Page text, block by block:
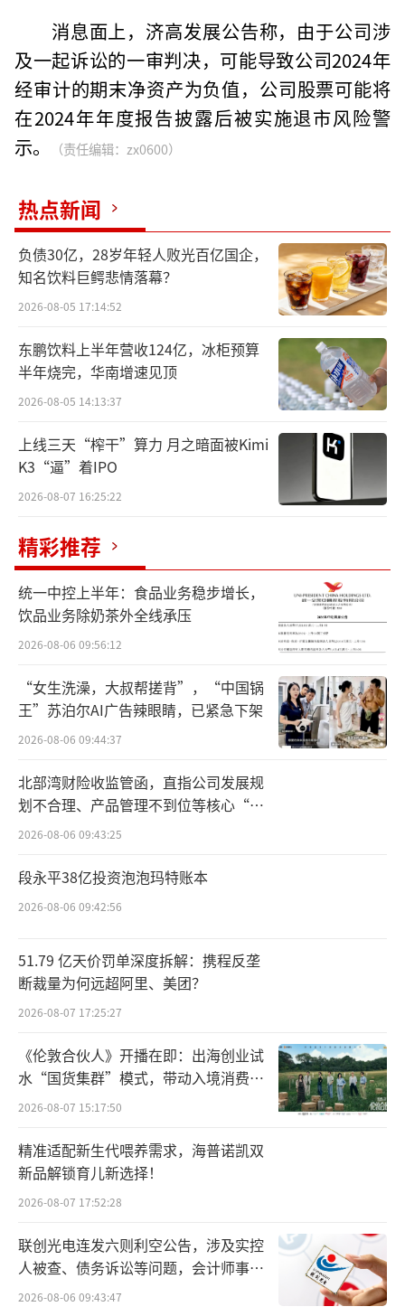
消息面上，济高发展公告称，由于公司涉
及一起诉讼的一审判决，可能导致公司2024年
经审计的期末净资产为负值，公司股票可能将
在2024年年度报告披露后被实施退市风险警
示。
（责任编辑：zx0600）
热点新闻
负债30亿，28岁年轻人败光百亿国企，
知名饮料巨鳄悲情落幕？
2026-08-05 17:14:52
东鹏饮料上半年营收124亿，冰柜预算
半年烧完，华南增速见顶
2026-08-05 14:13:37
上线三天“榨干”算力 月之暗面被Kimi
K3“逼”着IPO
2026-08-07 16:25:22
精彩推荐
统一中控上半年：食品业务稳步增长，
饮品业务除奶茶外全线承压
2026-08-06 09:56:12
“女生洗澡，大叔帮搓背”，“中国锅
王”苏泊尔AI广告辣眼睛，已紧急下架
2026-08-06 09:44:37
北部湾财险收监管函，直指公司发展规
划不合理、产品管理不到位等核心“痛
点”
2026-08-06 09:43:25
段永平38亿投资泡泡玛特账本
2026-08-06 09:42:56
51.79 亿天价罚单深度拆解：携程反垄
断裁量为何远超阿里、美团？
2026-08-07 17:25:27
《伦敦合伙人》开播在即：出海创业试
水“国货集群”模式，带动入境消费反
向种草
2026-08-07 15:17:50
精准适配新生代喂养需求，海普诺凯双
新品解锁育儿新选择！
2026-08-07 17:52:28
联创光电连发六则利空公告，涉及实控
人被查、债务诉讼等问题，会计师事务
所曾出具“保留意见”
2026-08-06 09:43:47